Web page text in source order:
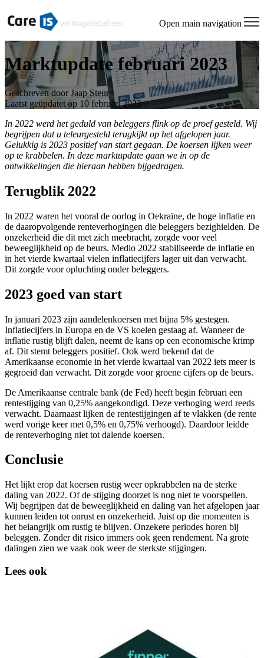
to
in
One
Accessibility
screen
reader.
To
start
All
in
One
Accessibility
screen
press
+
/".
This
shortcut
activates
the
screen
to
you
navigate
and
interact
with
the
content.
Open main navigation
Marktupdate februari 2023
Geschreven doorJaap Steur
Laatst geüpdatet op 10 februari 2023
In 2022 werd het geduld van beleggers flink op de proef gesteld. Wij
begrijpen dat u teleurgesteld terugkijkt op het afgelopen jaar.
Gelukkig is 2023 positief van start gegaan. De koersen lijken weer
op te krabbelen. In deze marktupdate gaan we in op de
ontwikkelingen die hieraan hebben bijgedragen.
Terugblik 2022
In 2022 waren het vooral de oorlog in Oekraïne, de hoge inflatie en
de daaropvolgende renteverhogingen die beleggers bezighielden. De
onzekerheid die dit met zich meebracht, zorgde voor veel
beweeglijkheid op de beurs. Medio 2022 stabiliseerde de inflatie en
in het vierde kwartaal vielen inflatiecijfers lager uit dan verwacht.
Dit zorgde voor opluchting onder beleggers.
2023 goed van start
In januari 2023 zijn aandelenkoersen met bijna 5% gestegen.
Inflatiecijfers in Europa en de VS koelen gestaag af. Wanneer de
inflatie rustig blijft dalen, neemt de kans op een economische krimp
af. Dit stemt beleggers positief. Ook werd bekend dat de
Amerikaanse economie in het vierde kwartaal van 2022 iets meer is
gegroeid dan verwacht. Dit zorgde voor groene cijfers op de beurs.
De Amerikaanse centrale bank (de Fed) heeft begin februari een
rentestijging van 0,25% aangekondigd. Deze verhoging werd reeds
verwacht. Daarnaast lijken de rentestijgingen af te vlakken (de rente
werd vorige keer met 0,5% en 0,75% verhoogd). Daardoor leidde
de renteverhoging niet tot dalende koersen.
Conclusie
Het lijkt erop dat koersen rustig weer opkrabbelen na de sterke
daling van 2022. Of de stijging doorzet is nog niet te voorspellen.
Wij begrijpen dat de beweeglijkheid en daling van het afgelopen jaar
kunnen leiden tot onrust en onzekerheid. Juist op die momenten is
het belangrijk om rustig te blijven. Onzekere periodes horen bij
beleggen. Zonder dit risico immers ook geen rendement. Na grote
dalingen zien we vaak ook weer de sterkste stijgingen.
Lees ook